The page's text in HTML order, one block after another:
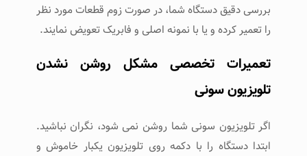
بررسی دقیق دستگاه شما، در صورت زوم قطعات مورد نظر
را تعمیر کرده و یا با نمونه اصلی و فابریک تعویض نمایند.
تعمیرات تخصصی مشکل روشن نشدن
تلویزیون سونی
اگر تلویزیون سونی شما روشن نمی شود، نگران نباشید.
ابتدا دستگاه را با دکمه روی تلویزیون یکبار خاموش و